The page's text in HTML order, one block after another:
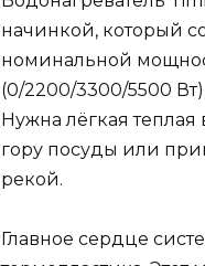
начинкой, который
номинальной
(0/2200/3300/5500
Нужна лёгкая
гору посуды или
рекой.
Главное сердце